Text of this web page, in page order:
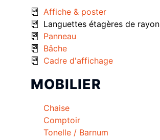
Affiche & poster
Languettes étagères de rayon
Panneau
Bâche
Cadre d'affichage
MOBILIER
Chaise
Comptoir
Tonelle / Barnum